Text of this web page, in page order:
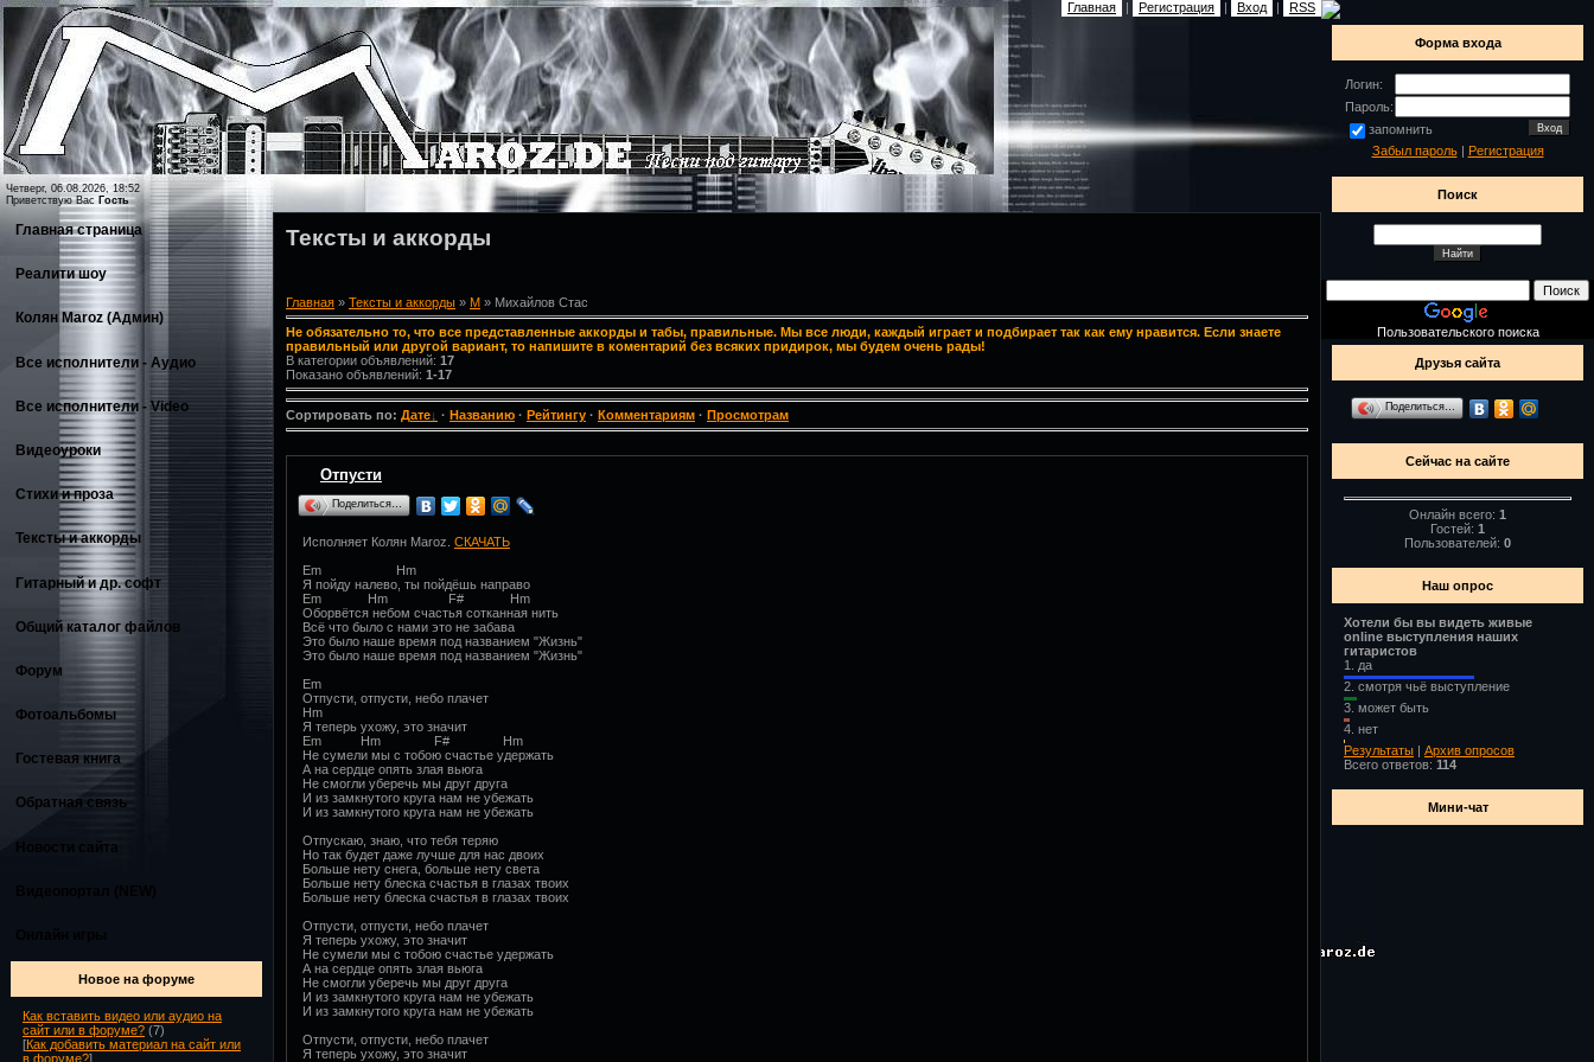
Главная | Регистрация | Вход | RSS
Четверг, 06.08.2026, 18:52
Приветствую Вас Гость
Главная страница
Реалити шоу
Колян Maroz (Админ)
Все исполнители - Аудио
Все исполнители - Video
Видеоуроки
Стихи и проза
Тексты и аккорды
Гитарный и др. софт
Общий каталог файлов
Форум
Фотоальбомы
Гостевая книга
Обратная связь
Новости сайта
Новое на форуме
Как вставить видео или аудио на
сайт или в форуме? (7)
[Как добавить материал на сайт или
в форуме?]
Тексты и аккорды
Главная » Тексты и аккорды » М » Михайлов Стас
Не обязательно то, что все представленные аккорды и табы, правильные. Мы все люди, каждый играет и подбирает так как ему нравится. Если знаете
правильный или другой вариант, то напишите в коментарий без всяких придирок, мы будем очень рады!
В категории объявлений: 17
Показано объявлений: 1-17
Сортировать по: Дате · Названию · Рейтингу · Комментариям · Просмотрам
Отпусти
Поделиться…
Исполняет Колян Maroz. СКАЧАТЬ
Em Hm
Я пойду налево, ты пойдёшь направо
Em Hm F# Hm
Оборвётся небом счастья сотканная нить
Всё что было с нами это не забава
Это было наше время под названием "Жизнь"
Это было наше время под названием "Жизнь"
Em
Отпусти, отпусти, небо плачет
Hm
Я теперь ухожу, это значит
Em Hm F# Hm
Не сумели мы с тобою счастье удержать
А на сердце опять злая вьюга
Не смогли уберечь мы друг друга
И из замкнутого круга нам не убежать
И из замкнутого круга нам не убежать
Отпускаю, знаю, что тебя теряю
Но так будет даже лучше для нас двоих
Больше нету снега, больше нету света
Больше нету блеска счастья в глазах твоих
Больше нету блеска счастья в глазах твоих
Отпусти, отпусти, небо плачет
Я теперь ухожу, это значит
Не сумели мы с тобою счастье удержать
А на сердце опять злая вьюга
Не смогли уберечь мы друг друга
И из замкнутого круга нам не убежать
И из замкнутого круга нам не убежать
Отпусти, отпусти, небо плачет
Я теперь ухожу, это значит
Форма входа
Логин:
Пароль:
запомнить
Забыл пароль| Регистрация
Поиск
Пользовательского поиска
Друзья сайта
Поделиться…
Сейчас на сайте
Онлайн всего: 1
Гостей: 1
Пользователей: 0
Наш опрос
Хотели бы вы видеть живые
online выступления наших
гитаристов
1. да
2. смотря чьё выступление
3. может быть
4. нет
Результаты | Архив опросов
Всего ответов: 114
Мини-чат